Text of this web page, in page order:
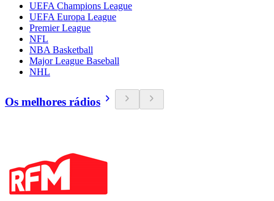
UEFA Champions League
UEFA Europa League
Premier League
NFL
NBA Basketball
Major League Baseball
NHL
Os melhores rádios